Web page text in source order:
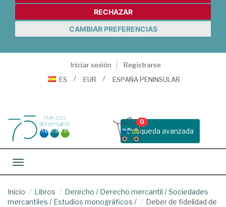
RECHAZAR
CAMBIAR PREFERENCIAS
Iniciar sesión
Registrarse
ES
EUR ESPAÑA PENINSULAR
Busqueda avanzada
0
Toggle navigation
Inicio Libros Derecho / Derecho mercantil /Sociedades
mercantiles / Estudios monográficos /
Deber de fidelidad de